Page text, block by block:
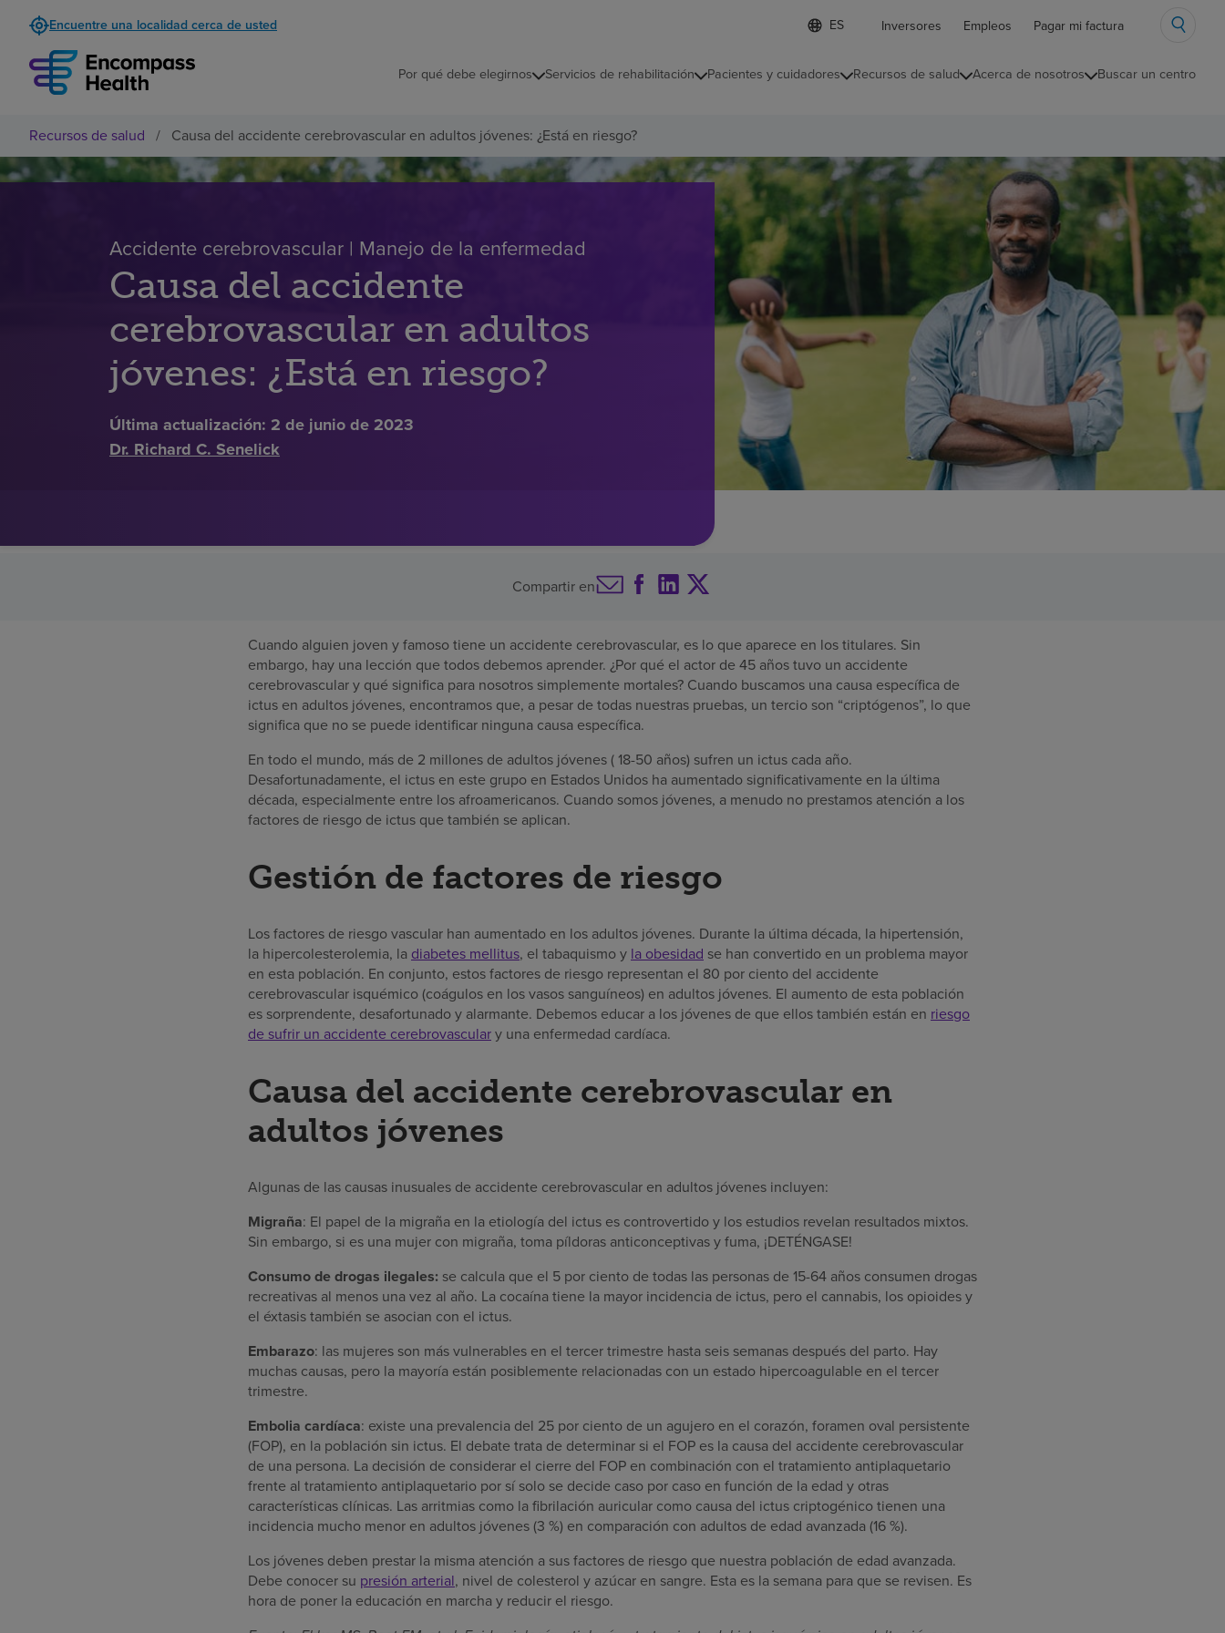
Encuentre una localidad cerca de usted
Lista
de
contraída
d
o
l
e
c
c
i
o
n
Inversores Empleos Pagar mi factura
Por qué debe elegirnos Servicios de rehabilitación Pacientes y cuidadores Recursos de salud Acerca de nosotros Buscar un centro
Recursos de salud / Causa del accidente cerebrovascular en adultos jóvenes: ¿Está en riesgo?
Accidente cerebrovascular | Manejo de la enfermedad
Causa del accidente
cerebrovascular en adultos
jóvenes: ¿Está en riesgo?
Última actualización: 2 de junio de 2023
Dr. Richard C. Senelick
Compartir en
Cuando alguien joven y famoso tiene un accidente cerebrovascular, es lo que aparece en los titulares. Sin
embargo, hay una lección que todos debemos aprender. ¿Por qué el actor de 45 años tuvo un accidente
cerebrovascular y qué significa para nosotros simplemente mortales? Cuando buscamos una causa específica de
ictus en adultos jóvenes, encontramos que, a pesar de todas nuestras pruebas, un tercio son “criptógenos”, lo que
significa que no se puede identificar ninguna causa específica.
En todo el mundo, más de 2 millones de adultos jóvenes ( 18-50 años) sufren un ictus cada año.
Desafortunadamente, el ictus en este grupo en Estados Unidos ha aumentado significativamente en la última
década, especialmente entre los afroamericanos. Cuando somos jóvenes, a menudo no prestamos atención a los
factores de riesgo de ictus que también se aplican.
Gestión de factores de riesgo
Los factores de riesgo vascular han aumentado en los adultos jóvenes. Durante la última década, la hipertensión,
la hipercolesterolemia, la diabetes mellitus, el tabaquismo y la obesidad se han convertido en un problema mayor
en esta población. En conjunto, estos factores de riesgo representan el 80 por ciento del accidente
cerebrovascular isquémico (coágulos en los vasos sanguíneos) en adultos jóvenes. El aumento de esta población
es sorprendente, desafortunado y alarmante. Debemos educar a los jóvenes de que ellos también están en riesgo
de sufrir un accidente cerebrovasculary una enfermedad cardíaca.
Causa del accidente cerebrovascular en
adultos jóvenes
Algunas de las causas inusuales de accidente cerebrovascular en adultos jóvenes incluyen:
Migraña: El papel de la migraña en la etiología del ictus es controvertido y los estudios revelan resultados mixtos.
Sin embargo, si es una mujer con migraña, toma píldoras anticonceptivas y fuma, ¡DETÉNGASE!
Consumo de drogas ilegales: se calcula que el 5 por ciento de todas las personas de 15-64 años consumen drogas
recreativas al menos una vez al año. La cocaína tiene la mayor incidencia de ictus, pero el cannabis, los opioides y
el éxtasis también se asocian con el ictus.
Embarazo: las mujeres son más vulnerables en el tercer trimestre hasta seis semanas después del parto. Hay
muchas causas, pero la mayoría están posiblemente relacionadas con un estado hipercoagulable en el tercer
trimestre.
Embolia cardíaca: existe una prevalencia del 25 por ciento de un agujero en el corazón, foramen oval persistente
(FOP), en la población sin ictus. El debate trata de determinar si el FOP es la causa del accidente cerebrovascular
de una persona. La decisión de considerar el cierre del FOP en combinación con el tratamiento antiplaquetario
frente al tratamiento antiplaquetario por sí solo se decide caso por caso en función de la edad y otras
características clínicas. Las arritmias como la fibrilación auricular como causa del ictus criptogénico tienen una
incidencia mucho menor en adultos jóvenes (3 %) en comparación con adultos de edad avanzada (16 %).
Los jóvenes deben prestar la misma atención a sus factores de riesgo que nuestra población de edad avanzada.
Debe conocer su presión arterial, nivel de colesterol y azúcar en sangre. Esta es la semana para que se revisen. Es
hora de poner la educación en marcha y reducir el riesgo.